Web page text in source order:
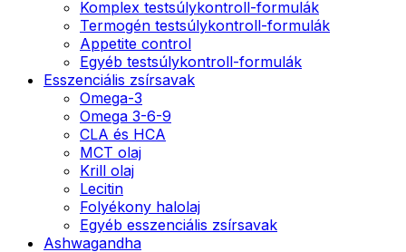
Komplex testsúlykontroll-formulák
Termogén testsúlykontroll-formulák
Appetite control
Egyéb testsúlykontroll-formulák
Esszenciális zsírsavak
Omega-3
Omega 3-6-9
CLA és HCA
MCT olaj
Krill olaj
Lecitin
Folyékony halolaj
Egyéb esszenciális zsírsavak
Ashwagandha